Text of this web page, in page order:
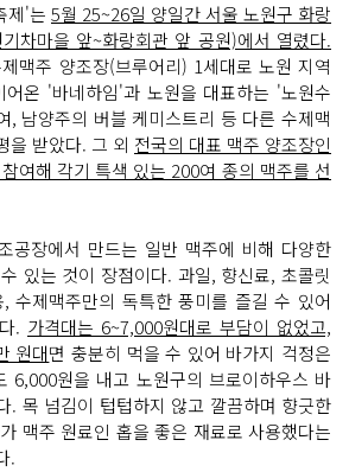
제'는 5월 25~26일 양일간 서울 노원구 화랑
차마을 앞~화랑회관 앞 공원)에서 열렸다.
맥주 양조장(브루어리) 1세대로 노원 지역
온 '바네하임'과 노원을 대표하는 '노원수
, 남양주의 버블 케미스트리 등 다른 수제맥
을 받았다. 그 외 전국의 대표 맥주 양조장인
여해 각기 특색 있는 200여 종의 맥주를 선
공장에서 만드는 일반 맥주에 비해 다양한
있는 것이 장점이다. 과일, 향신료, 초콜릿
수제맥주만의 독특한 풍미를 즐길 수 있어
. 가격대는 6~7,000원대로 부담이 없었고,
원대면 충분히 먹을 수 있어 바가지 걱정은
6,000원을 내고 노원구의 브로이하우스 바
. 목 넘김이 텁텁하지 않고 깔끔하며 향긋한
맥주 원료인 홉을 좋은 재료로 사용했다는
.